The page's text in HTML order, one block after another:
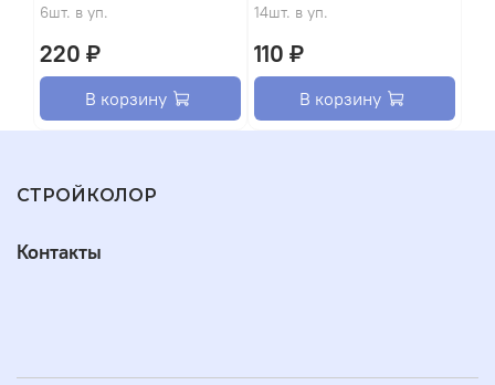
6шт. в уп.
220 ₽
В корзину
14шт. в уп.
110 ₽
В корзину
СТРОЙКОЛОР
Контакты